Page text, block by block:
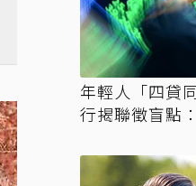
年輕人「四貸
行揭聯徵盲點